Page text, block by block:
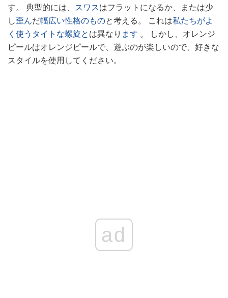
す。 典型的には、スワスはフラットになるか、または少
し歪んだ幅広い性格のものと考える。 これは私たちがよ
く使うタイトな螺旋と は異なり ます 。 しかし、オレンジ
ピールはオレンジピールで、遊ぶのが楽しいので、好きな
スタイルを使用してください。
ad